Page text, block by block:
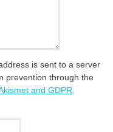
is sent to a server
prevention through the
and GDPR